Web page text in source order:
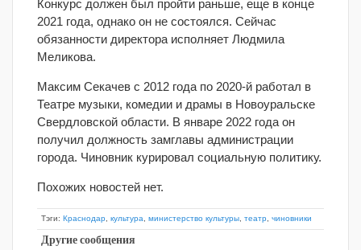
Конкурс должен был пройти раньше, еще в конце
2021 года, однако он не состоялся. Сейчас
обязанности директора исполняет Людмила
Меликова.
Максим Секачев с 2012 года по 2020-й работал в
Театре музыки, комедии и драмы в Новоуральске
Свердловской области. В январе 2022 года он
получил должность замглавы администрации
города. Чиновник курировал социальную политику.
Похожих новостей нет.
Тэги: Краснодар культура министерство культуры театр чиновники
Другие сообщения